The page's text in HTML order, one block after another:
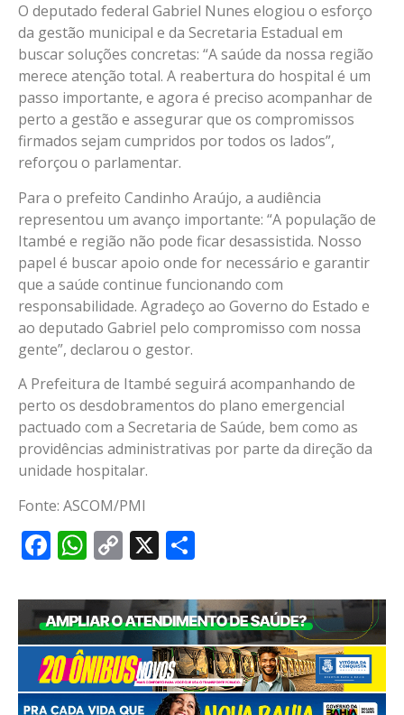
O deputado federal Gabriel Nunes elogiou o esforço
da gestão municipal e da Secretaria Estadual em
buscar soluções concretas: “A saúde da nossa região
merece atenção total. A reabertura do hospital é um
passo importante, e agora é preciso acompanhar de
perto a gestão e assegurar que os compromissos
firmados sejam cumpridos por todos os lados”,
reforçou o parlamentar.
Para o prefeito Candinho Araújo, a audiência
representou um avanço importante: “A população de
Itambé e região não pode ficar desassistida. Nosso
papel é buscar apoio onde for necessário e garantir
que a saúde continue funcionando com
responsabilidade. Agradeço ao Governo do Estado e
ao deputado Gabriel pelo compromisso com nossa
gente”, declarou o gestor.
A Prefeitura de Itambé seguirá acompanhando de
perto os desdobramentos do plano emergencial
pactuado com a Secretaria de Saúde, bem como as
providências administrativas por parte da direção da
unidade hospitalar.
Fonte: ASCOM/PMI
Facebook
WhatsApp
Copy
Link
X